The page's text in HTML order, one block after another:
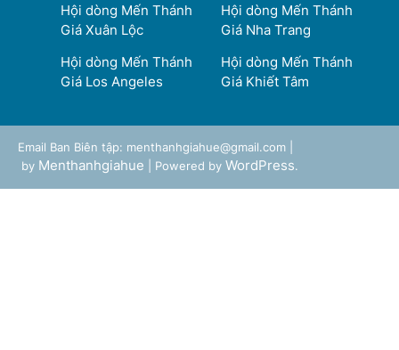
Hội dòng Mến Thánh
Giá Xuân Lộc
Hội dòng Mến Thánh
Giá Nha Trang
Hội dòng Mến Thánh
Giá Los Angeles
Hội dòng Mến Thánh
Giá Khiết Tâm
Email Ban Biên tập: menthanhgiahue@gmail.com |
by Menthanhgiahue | Powered by WordPress.